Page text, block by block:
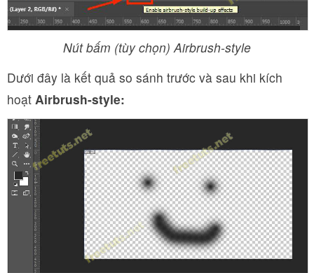
Nút bấm (tùy chọn) Airbrush-style
Dưới đây là kết quả so sánh trước và sau khi kích
hoạt Airbrush-style: